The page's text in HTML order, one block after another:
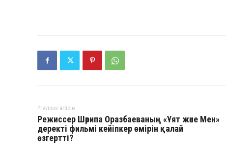
Previous article
Режиссер Шәрипа Оразбаеваның «Ұят және Мен»
деректі фильмі кейіпкер өмірін қалай
өзгертті?